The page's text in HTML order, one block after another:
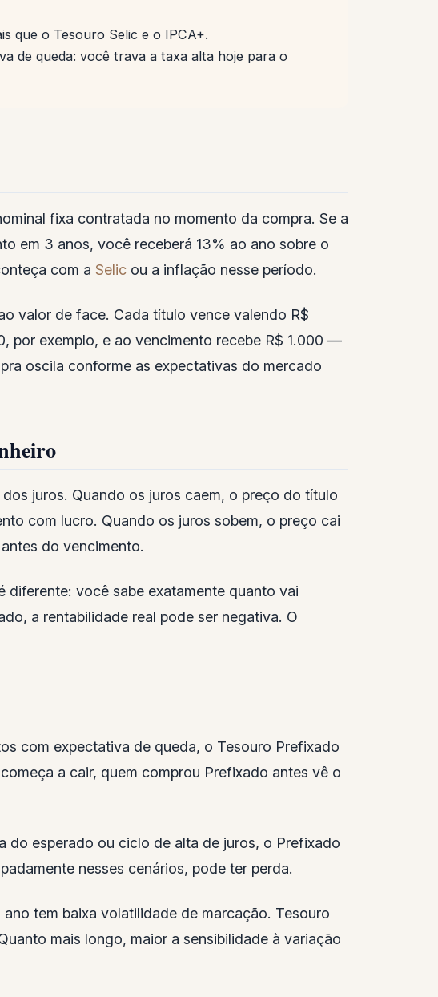
que o Tesouro Selic e o IPCA+.
de queda: você trava a taxa alta hoje para o
fixa contratada no momento da compra. Se a
em 3 anos, você receberá 13% ao ano sobre o
com a Selic ou a inflação nesse período.
valor de face. Cada título vence valendo R$
por exemplo, e ao vencimento recebe R$ 1.000 —
oscila conforme as expectativas do mercado
juros. Quando os juros caem, o preço do título
com lucro. Quando os juros sobem, o preço cai
do vencimento.
diferente: você sabe exatamente quanto vai
a rentabilidade real pode ser negativa. O
com expectativa de queda, o Tesouro Prefixado
a cair, quem comprou Prefixado antes vê o
do esperado ou ciclo de alta de juros, o Prefixado
nesses cenários, pode ter perda.
tem baixa volatilidade de marcação. Tesouro
mais longo, maior a sensibilidade à variação